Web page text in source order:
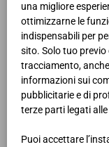
una migliore
ottimizzarne le
indispensabili per
sito. Solo tuo
tracciamento,
informazioni sui
pubblicitarie e di
terze parti legati
Puoi accettare
Pagina pubblicitaria
mese di Maggio.